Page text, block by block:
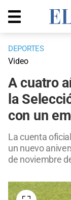
DEPORTES
Video
A cuatro
la
con un
La cuenta
un nuevo
de noviembre